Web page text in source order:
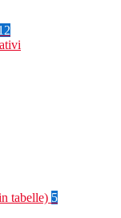
tabelle) 5